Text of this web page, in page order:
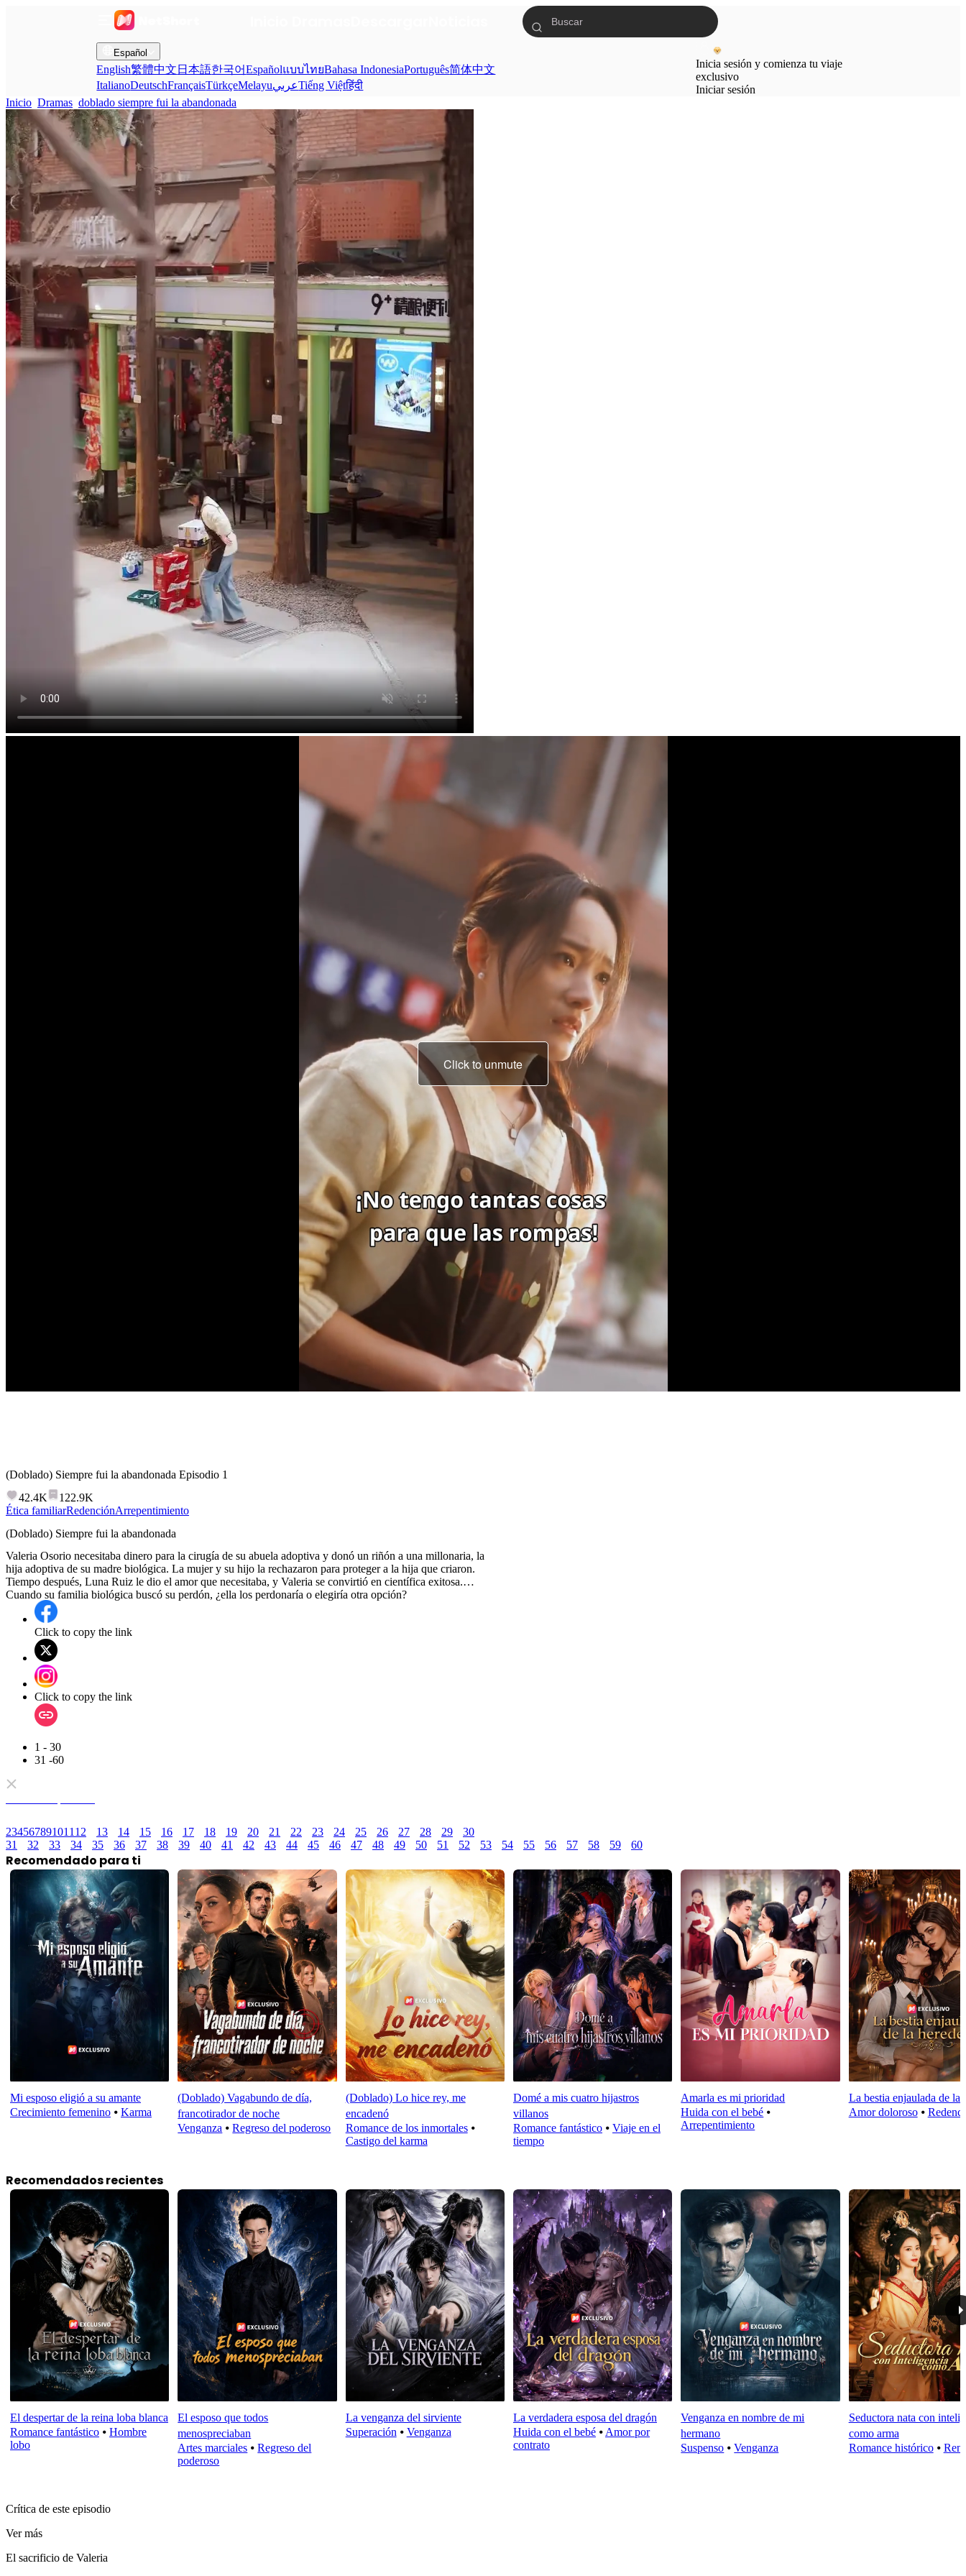
Español
English繁體中文 日本語한국어EspañolแบบไทยBahasa IndonesiaPortuguês简体中文
ItalianoDeutschFrançaisTürkçeMelayuعربيTiếng Việtहिंदी
Inicia sesión y comienza tu viaje
exclusivo
Iniciar sesión
Inicio Dramas doblado siempre fui la abandonada
Click to unmute
(Doblado) Siempre fui la abandonada Episodio 1
42.4K
122.9K
Ética familiarRedenciónArrepentimiento
(Doblado) Siempre fui la abandonada
Valeria Osorio necesitaba dinero para la cirugía de su abuela adoptiva y donó un riñón a una millonaria, la
hija adoptiva de su madre biológica. La mujer y su hijo la rechazaron para proteger a la hija que criaron.
Tiempo después, Luna Ruiz le dio el amor que necesitaba, y Valeria se convirtió en científica exitosa.
Cuando su familia biológica buscó su perdón, ¿ella los perdonaría o elegiría otra opción?
Click to copy the link
Click to copy the link
1 - 30
31 -60
234567891011 12 13 14 15 16 17 18 19 20 21 22 23 24 25 26 27 28 29
30
31
32 33 34 35 36 37 38 39 40 41 42 43 44 45 46 47 48 49 50 51 52 53 54 55 56 57 58 59 60
Recomendado para ti
Mi esposo eligió a su amante
Crecimiento femenino ⦁ Karma
(Doblado) Vagabundo de día,
francotirador de noche
Venganza ⦁Regreso del poderoso
(Doblado) Lo hice rey, me
encadenó
Romance de los inmortales⦁
Castigo del karma
Domé a mis cuatro hijastros
villanos
Romance fantástico⦁ Viaje en el
tiempo
Amarla es mi prioridad
Huida con el bebé ⦁
Arrepentimiento
La bestia enjaulada de la
Amor doloroso⦁
Recomendados recientes
El despertar de la reina loba blanca
Romance fantástico ⦁ Hombre
lobo
El esposo que todos
menospreciaban
Artes marciales ⦁Regreso del
poderoso
La venganza del sirviente
Superación ⦁ Venganza
La verdadera esposa del dragón
Huida con el bebé⦁ Amor por
contrato
Venganza en nombre de mi
hermano
Suspenso ⦁Venganza
Seductora nata con
como arma
Romance histórico⦁
Crítica de este episodio
Ver más
El sacrificio de Valeria